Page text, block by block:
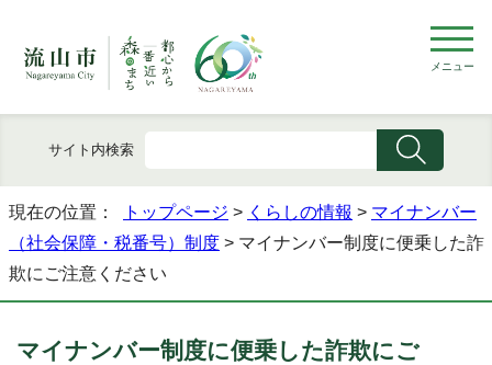
メニュー
サイト内検索
現在の位置： トップページ > くらしの情報 > マイナンバー
（社会保障・税番号）制度 > マイナンバー制度に便乗した詐
欺にご注意ください
マイナンバー制度に便乗した詐欺にご